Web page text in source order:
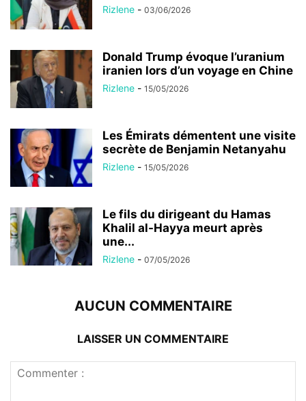
Rizlene - 03/06/2026
Donald Trump évoque l’uranium
iranien lors d’un voyage en Chine
Rizlene - 15/05/2026
Les Émirats démentent une visite
secrète de Benjamin Netanyahu
Rizlene - 15/05/2026
Le fils du dirigeant du Hamas
Khalil al-Hayya meurt après
une...
Rizlene - 07/05/2026
AUCUN COMMENTAIRE
LAISSER UN COMMENTAIRE